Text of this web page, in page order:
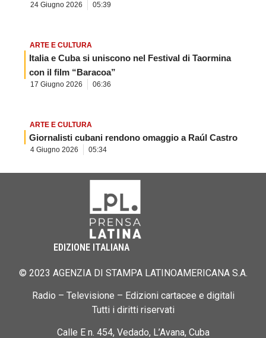
24 Giugno 2026 05:39
ARTE E CULTURA
Italia e Cuba si uniscono nel Festival di Taormina
con il film “Baracoa”
17 Giugno 2026 06:36
ARTE E CULTURA
Giornalisti cubani rendono omaggio a Raúl Castro
4 Giugno 2026 05:34
EDIZIONE ITALIANA
© 2023 AGENZIA DI STAMPA LATINOAMERICANA S.A.
Radio – Televisione – Edizioni cartacee e digitali
Tutti i diritti riservati
Calle E n. 454, Vedado, L’Avana, Cuba